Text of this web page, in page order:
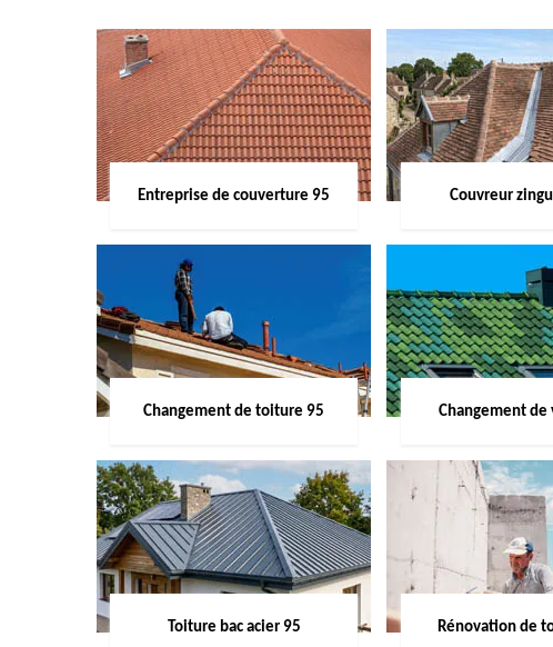
Entreprise de couverture 95 Couvreur
Changement de toiture 95 Changement de
Toiture bac acier 95 Rénovation de